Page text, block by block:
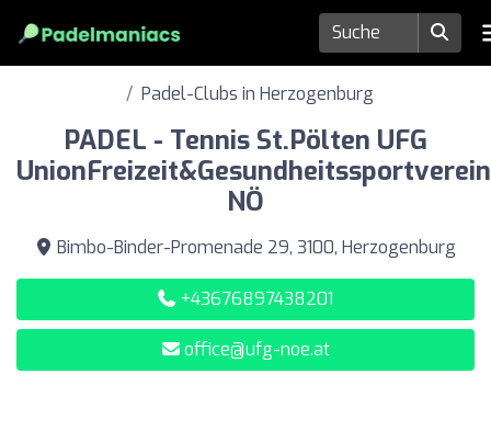
Padel-Clubs in Herzogenburg
PADEL - Tennis St.Pölten UFG
UnionFreizeit&Gesundheitssportverein
NÖ
Bimbo-Binder-Promenade 29, 3100, Herzogenburg
+43676897438201
office@ufg-noe.at